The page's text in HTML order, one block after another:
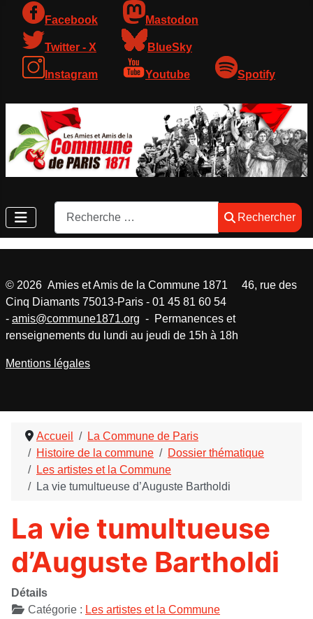
Facebook Mastodon
Twitter - X BlueSky
Instagram Youtube Spotify
Rechercher
Rechercher
Accueil
La Commune de Paris
Histoire de la commune
Dossier thématique
Les artistes et la Commune
La vie tumultueuse d’Auguste Bartholdi
La vie tumultueuse
d’Auguste Bartholdi
Détails
Catégorie : Les artistes et la Commune
© 2026 Amies et Amis de la Commune 1871 46, rue des
Cinq Diamants 75013-Paris - 01 45 81 60 54
- amis@commune1871.org - Permanences et
renseignements du lundi au jeudi de 15h à 18h
Mentions légales